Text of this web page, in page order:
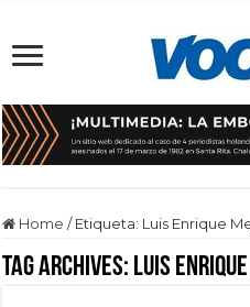
Home / Etiqueta: Luis Enrique
Tag Archives: Luis